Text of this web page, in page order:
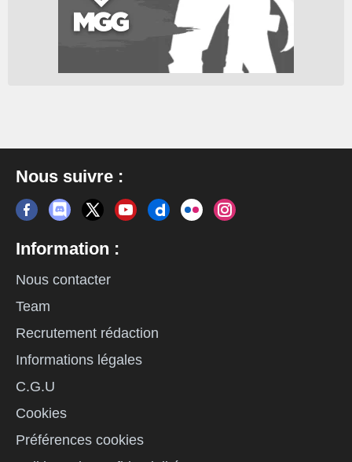
Nous suivre :
Information :
Nous contacter
Team
Recrutement rédaction
Informations légales
C.G.U
Cookies
Préférences cookies